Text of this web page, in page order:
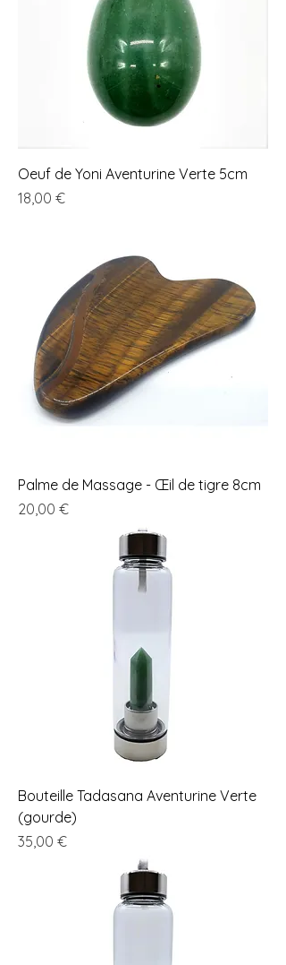
Oeuf de Yoni Aventurine Verte 5cm
Prix
18,00 €
Palme de Massage - Œil de tigre 8cm
Prix
20,00 €
Bouteille Tadasana Aventurine Verte
(gourde)
Prix
35,00 €